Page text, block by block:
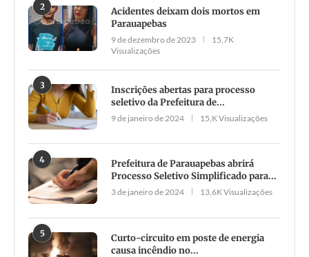
2
Acidentes deixam dois mortos em
Parauapebas
9 de dezembro de 2023
15,7K
Visualizações
3
Inscrições abertas para processo
seletivo da Prefeitura de...
9 de janeiro de 2024 15,K Visualizações
4
Prefeitura de Parauapebas abrirá
Processo Seletivo Simplificado para...
3 de janeiro de 2024 13,6K Visualizações
5
Curto-circuito em poste de energia
causa incêndio no...